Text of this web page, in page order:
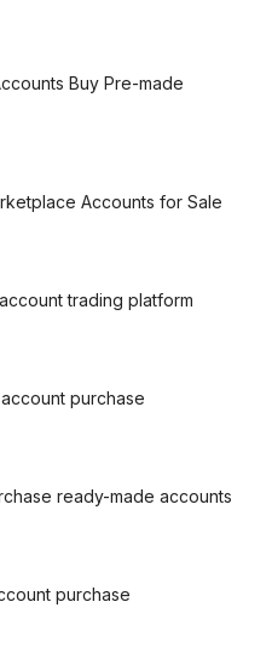
Buy Pre-made
Accounts for Sale
account trading platform
account purchase
ready-made accounts
purchase